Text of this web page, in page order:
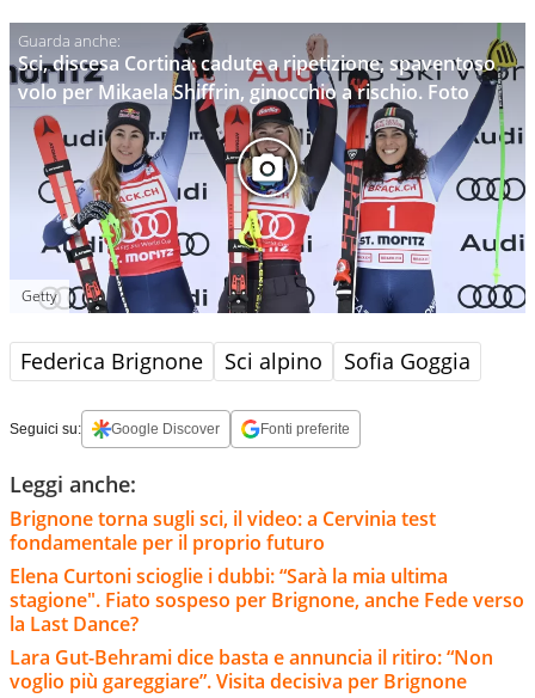
Sci, discesa Cortina: cadute a ripetizione, spaventoso
volo per Mikaela Shiffrin, ginocchio a rischio. Foto
Getty
Federica Brignone Sci alpino Sofia Goggia
Seguici su: Google Discover Fonti preferite
Leggi anche:
Brignone torna sugli sci, il video: a Cervinia test
fondamentale per il proprio futuro
Elena Curtoni scioglie i dubbi: “Sarà la mia ultima
stagione". Fiato sospeso per Brignone, anche Fede verso
la Last Dance?
Lara Gut-Behrami dice basta e annuncia il ritiro: “Non
voglio più gareggiare”. Visita decisiva per Brignone